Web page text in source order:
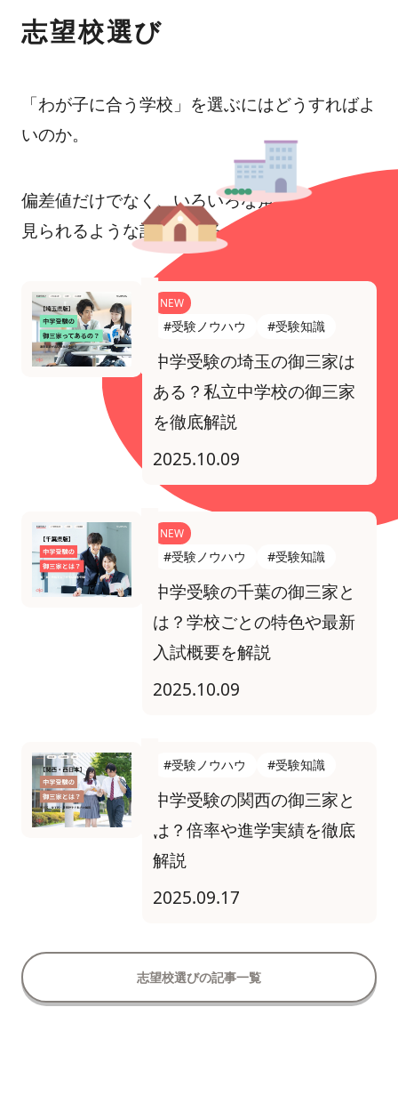
志望校選び
「わが子に合う学校」を選ぶにはどうすればよ
いのか。
偏差値だけでなく、いろいろな角度から学校を
見られるような記事をそろえています。
NEW
#受験ノウハウ #受験知識
中学受験の埼玉の御三家は
ある？私立中学校の御三家
を徹底解説
2025.10.09
NEW
#受験ノウハウ #受験知識
中学受験の千葉の御三家と
は？学校ごとの特色や最新
入試概要を解説
2025.10.09
#受験ノウハウ #受験知識
中学受験の関西の御三家と
は？倍率や進学実績を徹底
解説
2025.09.17
志望校選びの記事一覧